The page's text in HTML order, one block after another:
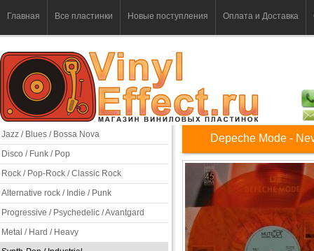
Главная Все пластинки Новые поступления Оплата и Доставка
Jazz / Blues / Bossa Nova
Disco / Funk / Pop
Rock / Pop-Rock / Classic Rock
Alternative rock / Indie / Punk
Progressive / Psychedelic / Avantgard
Metal / Hard / Heavy
Depeche Mode -